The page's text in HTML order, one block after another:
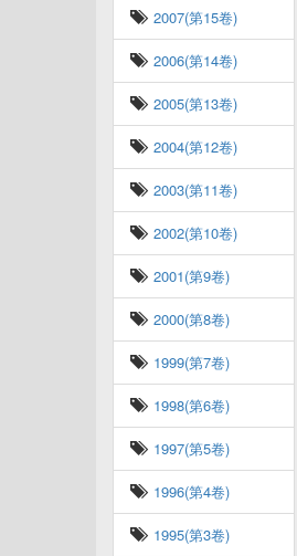
2007(第15卷)
2006(第14卷)
2005(第13卷)
2004(第12卷)
2003(第11卷)
2002(第10卷)
2001(第9卷)
2000(第8卷)
1999(第7卷)
1998(第6卷)
1997(第5卷)
1996(第4卷)
1995(第3卷)